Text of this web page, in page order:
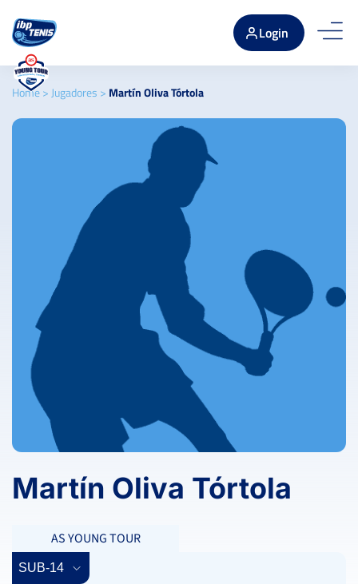
Login
Home> Jugadores > Martín Oliva Tórtola
Martín Oliva Tórtola
AS YOUNG TOUR